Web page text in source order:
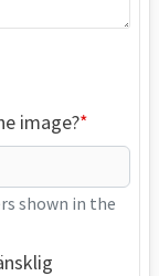
image?
shown in the